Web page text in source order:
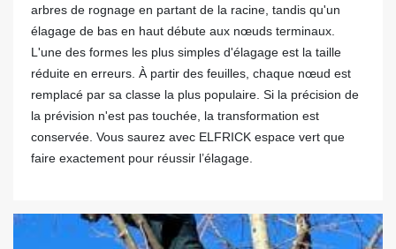
arbres de rognage en partant de la racine, tandis qu'un
élagage de bas en haut débute aux nœuds terminaux.
L'une des formes les plus simples d'élagage est la taille
réduite en erreurs. À partir des feuilles, chaque nœud est
remplacé par sa classe la plus populaire. Si la précision de
la prévision n'est pas touchée, la transformation est
conservée. Vous saurez avec ELFRICK espace vert que
faire exactement pour réussir l’élagage.